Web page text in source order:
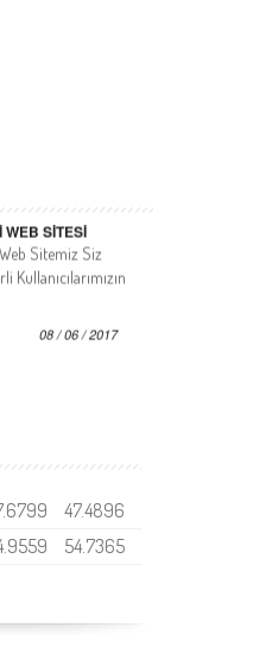
WEB SİTESİ
Sitemiz Siz
Kullanıcılarımızın
08 / 06 / 2017
47.4896
54.7365